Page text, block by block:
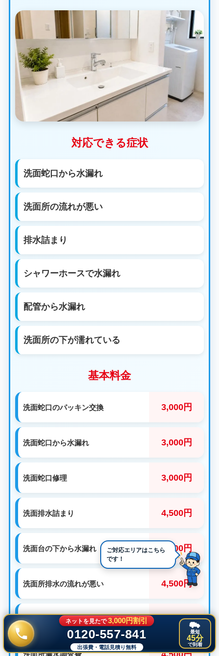
対応できる症状
洗面蛇口から水漏れ
洗面所の流れが悪い
排水詰まり
シャワーホースで水漏れ
配管から水漏れ
洗面所の下が濡れている
基本料金
洗面蛇口のパッキン交換 3,000円
洗面蛇口から水漏れ 3,000円
洗面蛇口修理 3,000円
洗面排水詰まり 4,500円
洗面台の下から水漏れ 3,000円
洗面所排水の流れが悪い 4,500円
洗面所蛇口の取替 3,000円
洗面所漏水調査費
ネットを見たで3,000円割引
0120-557-841
出張費・電話見積り無料
最短
45分
で到着